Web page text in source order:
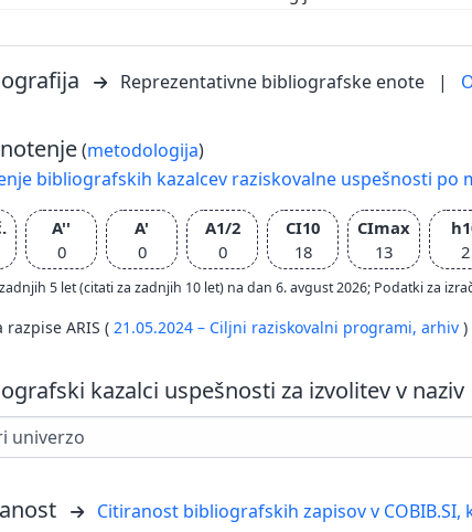
Reprezentativne bibliografske enote |
(metodologija)
bibliografskih kazalcev raziskovalne uspešnosti po
A''
0
A'
0
A1/2
0
CI10
18
CImax
13
2
5 let (citati za zadnjih 10 let) na dan 6. avgust 2026; Podatki za
razpise ARIS ( 21.05.2024 – Ciljni raziskovalni programi, arhiv )
kazalci uspešnosti za izvolitev v naziv
Citiranost bibliografskih zapisov v